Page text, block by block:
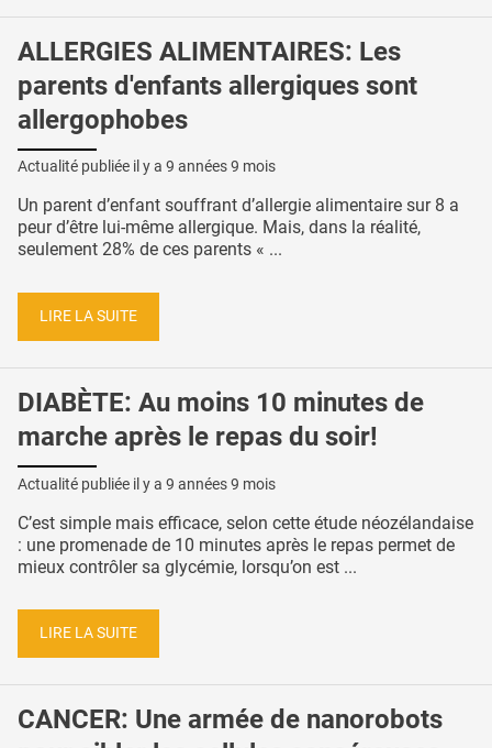
ALLERGIES ALIMENTAIRES: Les
parents d'enfants allergiques sont
allergophobes
Actualité publiée il y a 9 années 9 mois
Un parent d’enfant souffrant d’allergie alimentaire sur 8 a
peur d’être lui-même allergique. Mais, dans la réalité,
seulement 28% de ces parents « ...
LIRE LA SUITE
DIABÈTE: Au moins 10 minutes de
marche après le repas du soir!
Actualité publiée il y a 9 années 9 mois
C’est simple mais efficace, selon cette étude néozélandaise
: une promenade de 10 minutes après le repas permet de
mieux contrôler sa glycémie, lorsqu’on est ...
LIRE LA SUITE
CANCER: Une armée de nanorobots